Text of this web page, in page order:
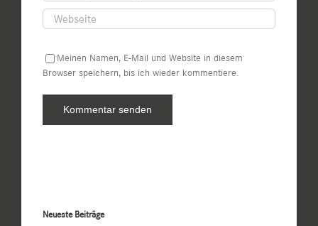
Meinen Namen, E-Mail und Website in diesem
Browser speichern, bis ich wieder kommentiere.
Neueste Beiträge